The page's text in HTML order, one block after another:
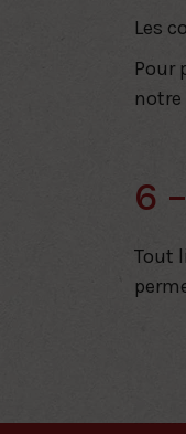
Les
Pour
notre
6
Tout